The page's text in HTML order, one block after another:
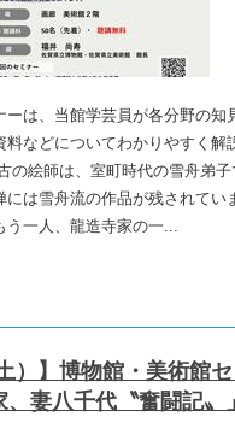
は、当館学芸員が各分野の知
料などについてわかりやすく解
の絵師は、室町時代の雪舟弟
には雪舟流の作品が残されてい
一人、龍造寺家の一...
）】博物館・美術館
、妻八千代〝奮闘記〟